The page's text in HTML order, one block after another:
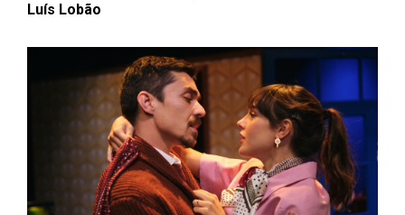
Luís Lobão